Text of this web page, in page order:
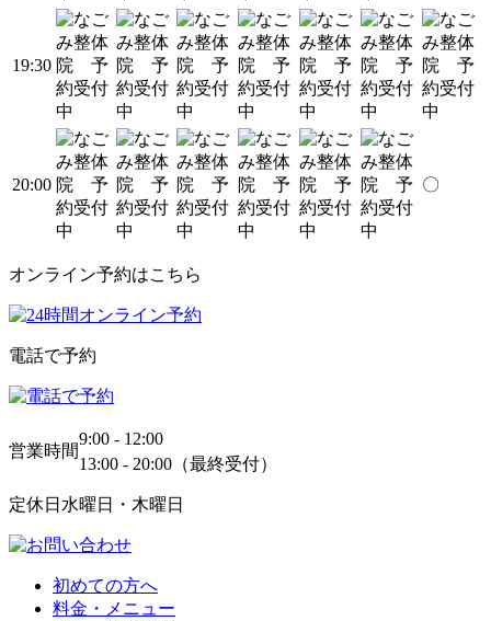
19:30
20:00 〇
オンライン予約はこちら
電話で予約
営業時間
9:00 - 12:00
13:00 - 20:00（最終受付）
定休日 水曜日・木曜日
初めての方へ
料金・メニュー